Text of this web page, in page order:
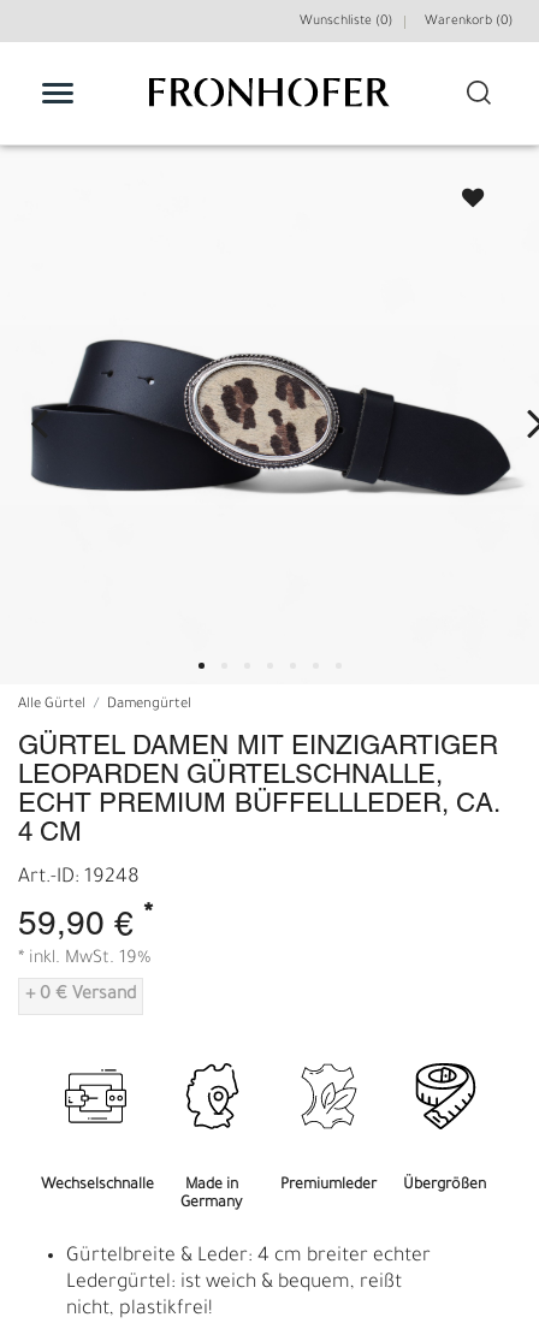
Wunschliste (0) Warenkorb (0)
Alle Gürtel Damengürtel
GÜRTEL DAMEN MIT EINZIGARTIGER
LEOPARDEN GÜRTELSCHNALLE,
ECHT PREMIUM BÜFFELLLEDER, CA.
4 CM
Art.-ID: 19248
59,90 € *
* inkl. MwSt. 19%
+ 0 € Versand
Wechselschnalle
Made in
Germany
Premiumleder Übergrößen
Gürtelbreite & Leder: 4 cm breiter echter
Ledergürtel: ist weich & bequem, reißt
nicht, plastikfrei!